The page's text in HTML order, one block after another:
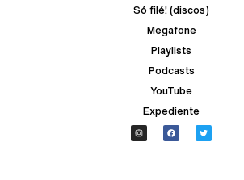
Só filé! (discos)
Megafone
Playlists
Podcasts
YouTube
Expediente